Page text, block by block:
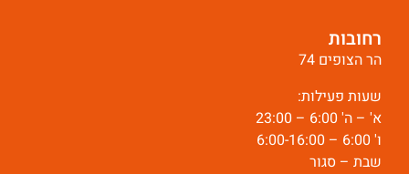
רחובות
הר הצופים 74
שעות פעילות:
א' – ה' 6:00 – 23:00
ו' 6:00 – 6:00-16:00
שבת – סגור